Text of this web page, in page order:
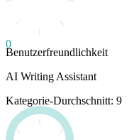
0
Benutzerfreundlichkeit
AI Writing Assistant
Kategorie-Durchschnitt: 9